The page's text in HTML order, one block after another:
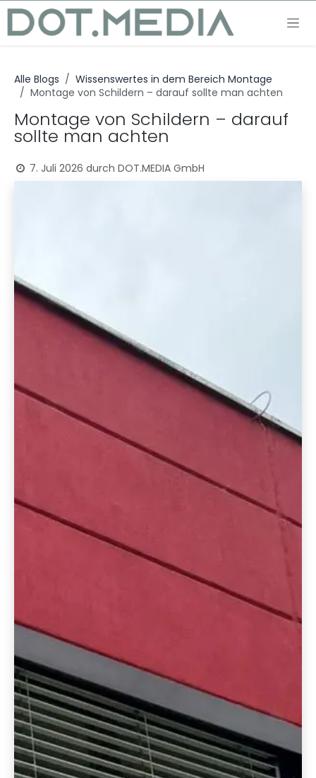
Zum Inhalt springen
Alle Blogs
Wissenswertes in dem Bereich Montage
Montage von Schildern – darauf sollte man achten
Montage von Schildern – darauf
sollte man achten
7. Juli 2026 durch DOT.MEDIA GmbH